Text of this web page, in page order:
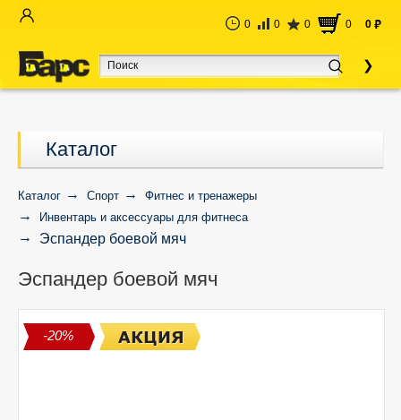
0 0 0 0 0 руб
Каталог
Каталог Спорт
Фитнес и тренажеры
Инвентарь и аксессуары для фитнеса
Эспандер боевой мяч
Эспандер боевой мяч
-20%